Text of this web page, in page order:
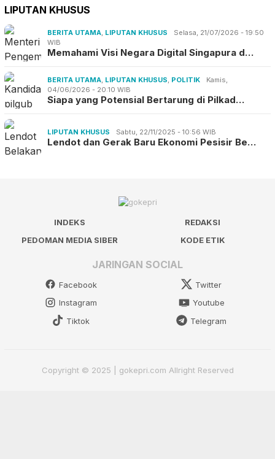
LIPUTAN KHUSUS
BERITA UTAMA, LIPUTAN KHUSUS
Selasa, 21/07/2026 - 19:50
WIB
Memahami Visi Negara Digital Singapura d…
BERITA UTAMA, LIPUTAN KHUSUS, POLITIK
Kamis,
04/06/2026 - 20:10 WIB
Siapa yang Potensial Bertarung di Pilkad…
LIPUTAN KHUSUS Sabtu, 22/11/2025 - 10:56 WIB
Lendot dan Gerak Baru Ekonomi Pesisir Be…
INDEKS
REDAKSI
PEDOMAN MEDIA SIBER
KODE ETIK
JARINGAN SOCIAL
Facebook
Twitter
Instagram
Youtube
Tiktok
Telegram
Copyright © 2025 | gokepri.com Allright Reserved